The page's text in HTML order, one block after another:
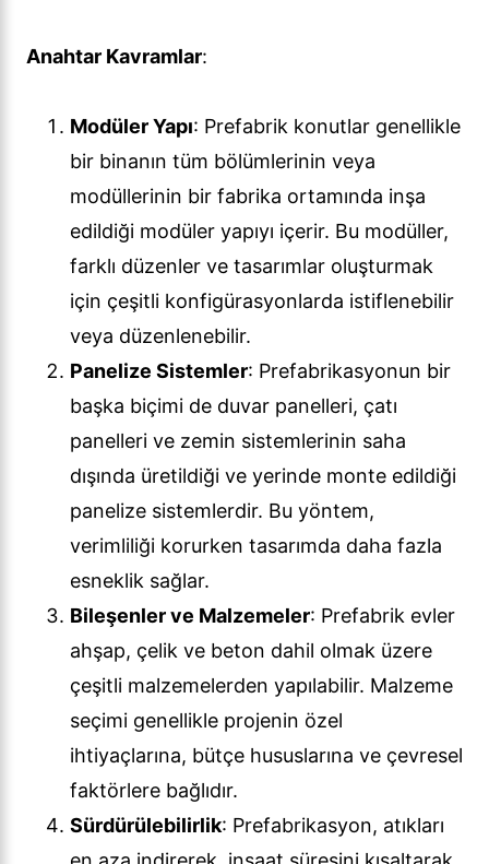
Anahtar Kavramlar:
Modüler Yapı: Prefabrik konutlar genellikle
bir binanın tüm bölümlerinin veya
modüllerinin bir fabrika ortamında inşa
edildiği modüler yapıyı içerir. Bu modüller,
farklı düzenler ve tasarımlar oluşturmak
için çeşitli konfigürasyonlarda istiflenebilir
veya düzenlenebilir.
Panelize Sistemler: Prefabrikasyonun bir
başka biçimi de duvar panelleri, çatı
panelleri ve zemin sistemlerinin saha
dışında üretildiği ve yerinde monte edildiği
panelize sistemlerdir. Bu yöntem,
verimliliği korurken tasarımda daha fazla
esneklik sağlar.
Bileşenler ve Malzemeler: Prefabrik evler
ahşap, çelik ve beton dahil olmak üzere
çeşitli malzemelerden yapılabilir. Malzeme
seçimi genellikle projenin özel
ihtiyaçlarına, bütçe hususlarına ve çevresel
faktörlere bağlıdır.
Sürdürülebilirlik: Prefabrikasyon, atıkları